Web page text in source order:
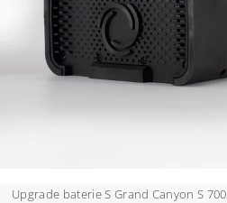
Upgrade baterie S Grand Canyon S 700